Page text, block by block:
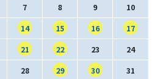
学校いじめ防止基本方針
採用情報
7 8 9 10
14 15 16 17
21 22 23 24
28 29 30 31